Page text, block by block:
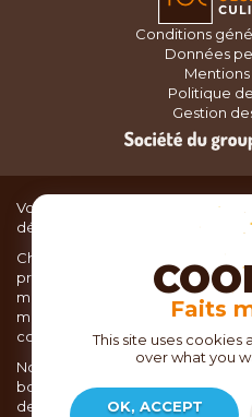
Conditions
Données
Politique
Gestion
Vous recherchez du matériel
délicieux plats ou des pâtisseries
Chez TOC, boutique d’ustensiles
proposons une large sélection
marques de matériel de cuisine:
matériel de cuisson, service de
coutellerie, set picnic.
Nous vous réservons un accueil
boutiques, mais vous trouverez
de cuisine en ligne sur notre site
Faits
This site uses cookies
over what you
OK, ACCEPT